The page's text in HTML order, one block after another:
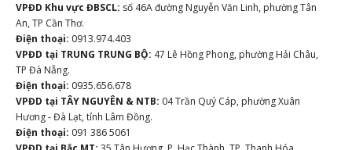
VPĐD Khu vực ĐBSCL: số 46A đường Nguyễn Văn Linh, phường Tân
An, TP Cần Thơ.
Điện thoại: 0913.974.403
VPĐD tại TRUNG TRUNG BỘ: 47 Lê Hồng Phong, phường Hải Châu,
TP Đà Nẵng.
Điện thoại: 0935.656.678
VPĐD tại TÂY NGUYÊN & NTB: 04 Trần Quý Cáp, phường Xuân
Hương - Đà Lạt, tỉnh Lâm Đồng.
Điện thoại: 091 386 5061